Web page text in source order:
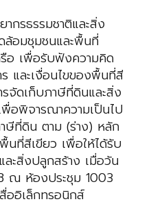
กรธรรมชาติและสิ่ง
อมชุมชนและพื้นที่
รือ เพื่อรับฟังความคิด
และเงื่อนไขของพื้นที่สี
รจัดเก็บภาษีที่ดินและสิ่ง
อพิจารณาความเป็นไป
ษีที่ดิน ตาม (ร่าง) หลัก
นที่สีเขียว เพื่อให้ได้รับ
ะสิ่งปลูกสร้าง เมื่อวัน
ณ ห้องประชุม 1003
ออิเล็กทรอนิกส์